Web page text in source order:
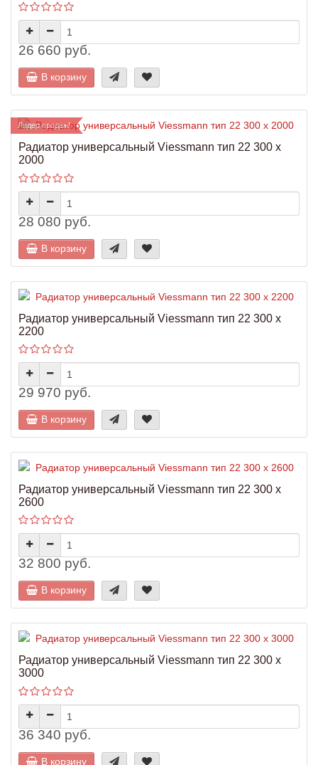
26 660 руб.
В корзину
Лидер продаж!
Радиатор универсальный Viessmann тип 22 300 x
2000
28 080 руб.
В корзину
Радиатор универсальный Viessmann тип 22 300 x
2200
29 970 руб.
В корзину
Радиатор универсальный Viessmann тип 22 300 x
2600
32 800 руб.
В корзину
Радиатор универсальный Viessmann тип 22 300 x
3000
36 340 руб.
В корзину